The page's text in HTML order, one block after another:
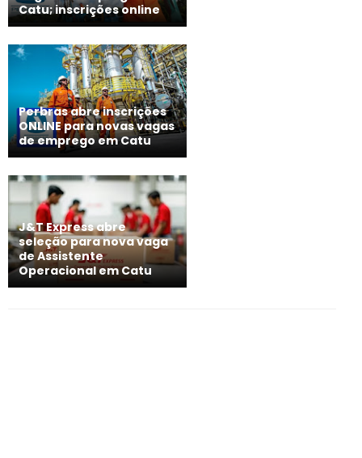
Catu; inscrições online
Perbras abre inscrições
ONLINE para novas vagas
de emprego em Catu
J&T Express abre
seleção para nova vaga
de Assistente
Operacional em Catu